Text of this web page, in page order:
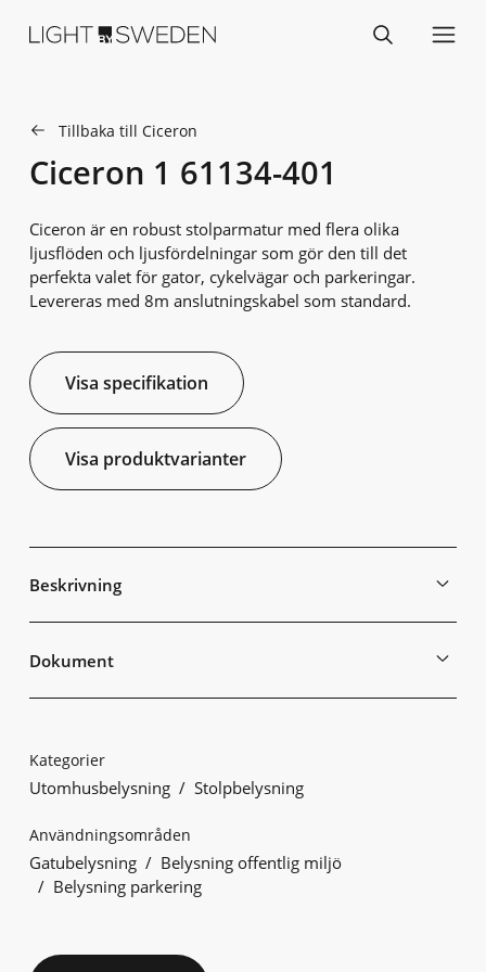
Tillbaka till Ciceron
Ciceron 1 61134-401
Ciceron är en robust stolparmatur med flera olika
ljusflöden och ljusfördelningar som gör den till det
perfekta valet för gator, cykelvägar och parkeringar.
Levereras med 8m anslutningskabel som standard.
Visa specifikation
Visa produktvarianter
Beskrivning
Dokument
Kategorier
Utomhusbelysning Stolpbelysning
Användningsområden
Gatubelysning
Belysning offentlig miljö
Belysning parkering